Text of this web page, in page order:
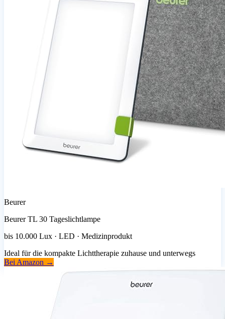
Beurer
Beurer TL 30 Tageslichtlampe
bis 10.000 Lux · LED · Medizinprodukt
Ideal für die kompakte Lichttherapie zuhause und unterwegs
Bei Amazon →